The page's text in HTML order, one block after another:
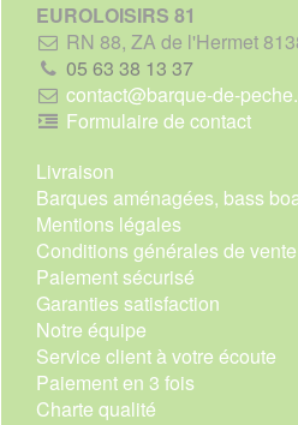
EUROLOISIRS 81
RN 88, ZA de l'Hermet
05 63 38 13 37
contact@barque-de-
Formulaire de contact
Livraison
Barques aménagées, bass
Mentions légales
Conditions générales de vente
Paiement sécurisé
Garanties satisfaction
Notre équipe
Service client à votre écoute
Paiement en 3 fois
Charte qualité